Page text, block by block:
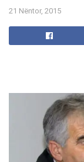
21 Nëntor, 2015